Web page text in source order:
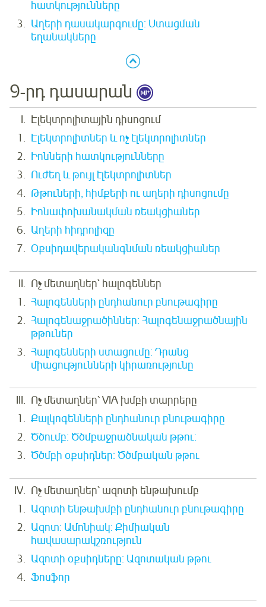
հատկությունները
Աղերի դասակարգումը: Ստացման
եղանակները
9-րդ դասարան
Էլեկտրոլիտային դիսոցում
Էլեկտրոլիտներ և ոչ էլեկտրոլիտներ
Իոնների հատկությունները
Ուժեղ և թույլ էլեկտրոլիտներ
Թթուների, հիմքերի ու աղերի դիսոցումը
Իոնափոխանակման ռեակցիաներ
Աղերի հիդրոլիզը
Օքսիդավերականգնման ռեակցիաներ
Ոչ մետաղներ` հալոգեններ
Հալոգենների ընդհանուր բնութագիրը
Հալոգենաջրածիններ: Հալոգենաջրածնային
թթուներ
Հալոգենների ստացումը: Դրանց
միացությունների կիրառությունը
Ոչ մետաղներ՝ VIA խմբի տարրերը
Քալկոգենների ընդհանուր բնութագիրը
Ծծումբ: Ծծմբաջրածնական թթու:
Ծծմբի օքսիդներ: Ծծմբական թթու
Ոչ մետաղներ՝ ազոտի ենթախումբ
Ազոտի ենթախմբի ընդհանուր բնութագիրը
Ազոտ: Ամոնիակ: Քիմիական
հավասարակշռություն
Ազոտի օքսիդները: Ազոտական թթու
Ֆոսֆոր